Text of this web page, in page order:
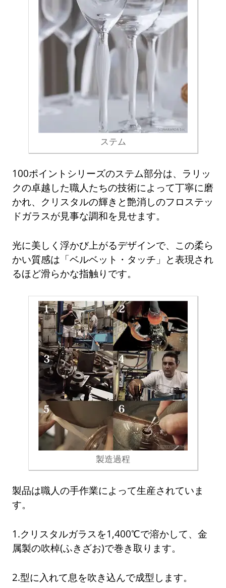
ステム
100ポイントシリーズのステム部分は、ラリッ
クの卓越した職人たちの技術によって丁寧に磨
かれ、クリスタルの輝きと艶消しのフロステッ
ドガラスが見事な調和を見せます。
光に美しく浮かび上がるデザインで、この柔ら
かい質感は「ベルベット・タッチ」と表現され
るほど滑らかな指触りです。
製造過程
製品は職人の手作業によって生産されていま
す。
1.クリスタルガラスを1,400℃で溶かして、金
属製の吹棹(ふきざお)で巻き取ります。
2.型に入れて息を吹き込んで成型します。